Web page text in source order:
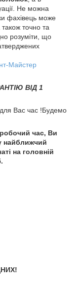
Не можна
фахівець може
точно та
розуміти, що
Майстер
ВІД 1
Вас час !Будемо
час, Ви
найближчий
на головній